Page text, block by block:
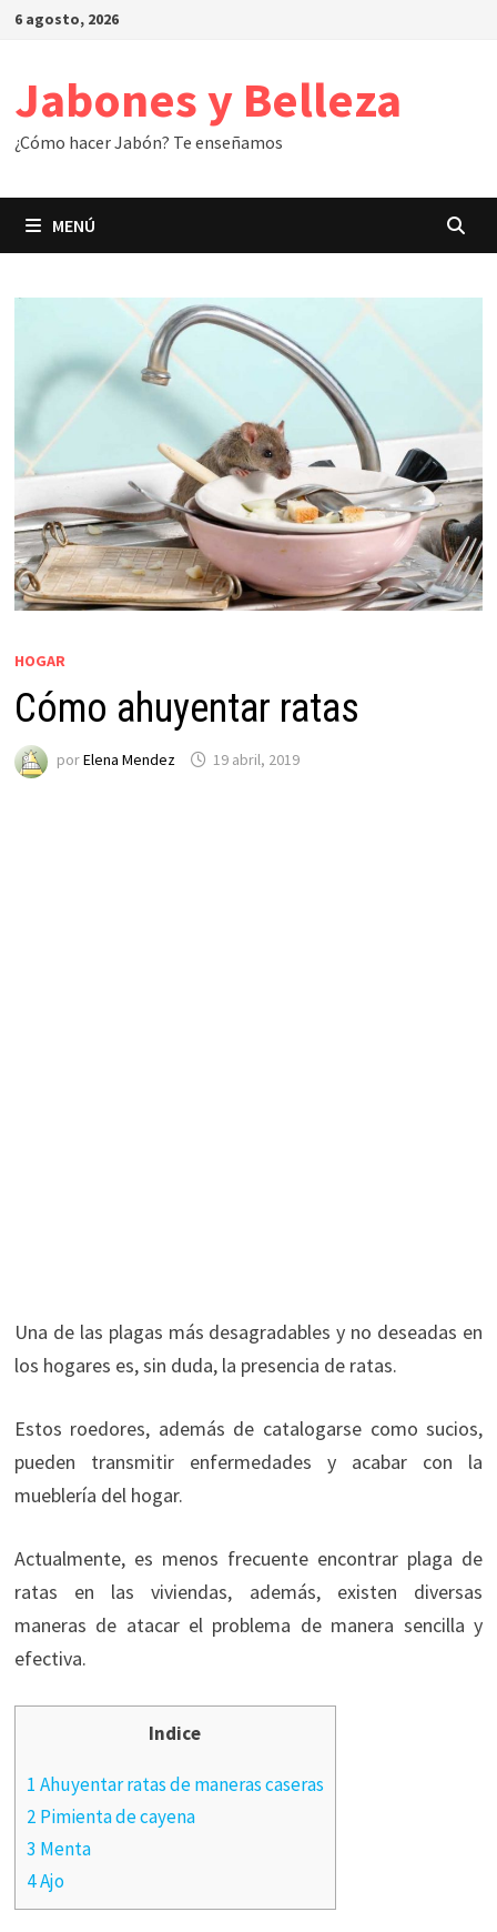
Saltar
6 agosto, 2026
Jabones y Belleza
¿Cómo hacer Jabón? Te enseñamos
MENÚ
HOGAR
Cómo ahuyentar ratas
porElena Mendez 19 abril, 2019
Una de las plagas más desagradables y no deseadas en
los hogares es, sin duda, la presencia de ratas.
Estos roedores, además de catalogarse como sucios,
pueden transmitir enfermedades y acabar con la
mueblería del hogar.
Actualmente, es menos frecuente encontrar plaga de
ratas en las viviendas, además, existen diversas
maneras de atacar el problema de manera sencilla y
efectiva.
Indice
1 Ahuyentar ratas de maneras caseras
2 Pimienta de cayena
3 Menta
4 Ajo